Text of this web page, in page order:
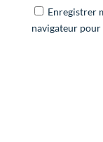
Enregistrer
navigateur